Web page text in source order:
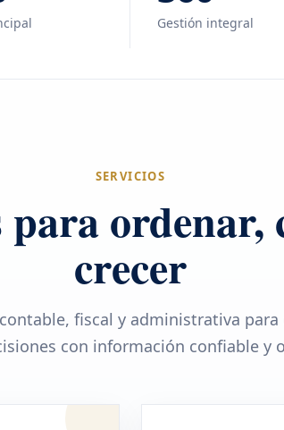
Gestión integral
SERVICIOS
para
crecer
fiscal y administrativa
con información confiable y